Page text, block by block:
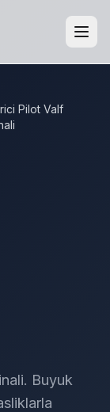
Pilot Valf
Buyuk